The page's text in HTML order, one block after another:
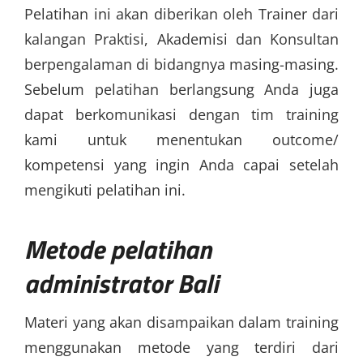
Pelatihan ini akan diberikan oleh Trainer dari
kalangan Praktisi, Akademisi dan Konsultan
berpengalaman di bidangnya masing-masing.
Sebelum pelatihan berlangsung Anda juga
dapat berkomunikasi dengan tim training
kami untuk menentukan outcome/
kompetensi yang ingin Anda capai setelah
mengikuti pelatihan ini.
Metodepelatihan
administrator Bali
Materi yang akan disampaikan dalam training
menggunakan metode yang terdiri dari